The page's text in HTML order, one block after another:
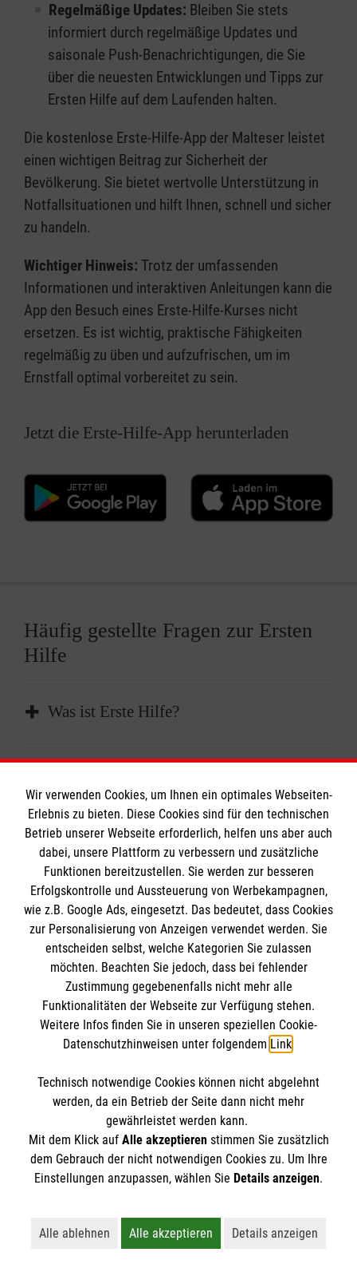
Regelmäßige Updates: Bleiben Sie stets
informiert durch regelmäßige Updates und
saisonale Push-Benachrichtigungen, die Sie
über die neuesten Entwicklungen und Tipps zur
Ersten Hilfe auf dem Laufenden halten.
Die kostenlose Erste-Hilfe-App der Malteser leistet
einen wichtigen Beitrag zur Sicherheit der
Bevölkerung. Sie bietet wertvolle Unterstützung in
Notfallsituationen und hilft Ihnen, schnell und sicher
zu handeln.
Wichtiger Hinweis: Trotz der umfassenden
Informationen und interaktiven Anleitungen kann die
App den Besuch eines Erste-Hilfe-Kurses nicht
ersetzen. Es ist wichtig, praktische Fähigkeiten
regelmäßig zu üben und aufzufrischen, um im
Ernstfall optimal vorbereitet zu sein.
Jetzt die Erste-Hilfe-App herunterladen
Häufig gestellte Fragen zur Ersten
Hilfe
Was ist Erste Hilfe?
Erste Hilfe ist die sofortige und
vorübergehende Hilfe, die bei plötzlichen
Erkrankungen oder Verletzungen geleistet
wird, um lebenswichtige Funktionen zu
erhalten oder bis professionelle medizinische
Hilfe eintrifft.
vorbereiten?
Absolvieren Sie einen Erste-Hilfe-Kurs und
frischen diesen im besten Fall alle zwei Jahre
auf. Außerdem sollten Sie einen gut
ausgestatteten Erste-Hilfe-Kasten zu Hause
und im Auto haben und regelmäßig dessen
Inhalte überprüfen und auffüllen.
In welchen Abständen sollte ich einen
Erste-Hilfe-Kurs wiederholen?
Wer fit in Erster Hilfe bleiben will sollte sein
Wissen alle zwei Jahre auffrischen.
Wenn Sie betrieblicher Ersthelfer oder
betriebliche Ersthelferin sind, sind die
Fortbildungen im Rhythmus von zwei Jahren
verpflichtend.
Wann muss die Seitenlage angewendet
werden?
Menschen sollten in die Seitenlage gedreht
werden, wenn sie nicht mehr ansprechbar sind,
dafür, dass die Atemwege freigehalten werden
und die Menschen zum Beispiel nicht ihr
eigenes Erbrochenes einatmen.
In welchem Rhythmus erfolgen
Herzdruckmassage und Beatmung?
Bei einem Herz-Kreislauf-Stillstand im Wechsel
immer 30 Herzdruckmassagen und dann zwei
Atemspenden.
In welcher Frequenz sollte der Brustkorb
bei der Herzdruckmassage gedrückt
werden?
Empfohlen wird eine Frequenz von 100 bis 120
Kompressionen pro Minute.
Wir verwenden Cookies, um Ihnen ein optimales Webseiten-
Erlebnis zu bieten. Diese Cookies sind für den technischen
Betrieb unserer Webseite erforderlich, helfen uns aber auch
dabei, unsere Plattform zu verbessern und zusätzliche
Funktionen bereitzustellen. Sie werden zur besseren
Erfolgskontrolle und Aussteuerung von Werbekampagnen,
wie z.B. Google Ads, eingesetzt. Das bedeutet, dass Cookies
zur Personalisierung von Anzeigen verwendet werden. Sie
entscheiden selbst, welche Kategorien Sie zulassen
möchten. Beachten Sie jedoch, dass bei fehlender
Zustimmung gegebenenfalls nicht mehr alle
Funktionalitäten der Webseite zur Verfügung stehen.
Weitere Infos finden Sie in unseren speziellen Cookie-
Datenschutzhinweisen unter folgendem Link.
Technisch notwendige Cookies können nicht abgelehnt
werden, da ein Betrieb der Seite dann nicht mehr
gewährleistet werden kann.
Mit dem Klick auf Alle akzeptierenstimmen Sie zusätzlich
dem Gebrauch der nicht notwendigen Cookies zu. Um Ihre
Einstellungen anzupassen, wählen Sie Details anzeigen.
Alle ablehnen
Lehnt alle nicht-essentiellen Cookies ab
Alle akzeptieren
Akzeptiert alle Cookies
Details anzeigen